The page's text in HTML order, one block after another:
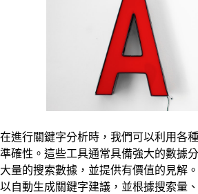
在進行關鍵字分析時，我們可以利用各
準確性。這些工具通常具備強大的數據
大量的搜索數據，並提供有價值的見解
以自動生成關鍵字建議，並根據搜索量